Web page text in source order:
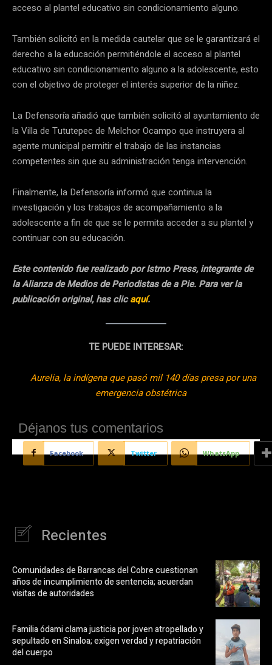
acceso al plantel educativo sin condicionamiento alguno.
También solicitó en la medida cautelar que se le garantizará el
derecho a la educación permitiéndole el acceso al plantel
educativo sin condicionamiento alguno a la adolescente, esto
con el objetivo de proteger el interés superior de la niñez.
La Defensoría añadió que también solicitó al ayuntamiento de
la Villa de Tututepec de Melchor Ocampo que instruyera al
agente municipal permitir el trabajo de las instancias
competentes sin que su administración tenga intervención.
Finalmente, la Defensoría informó que continua la
investigación y los trabajos de acompañamiento a la
adolescente a fin de que se le permita acceder a su plantel y
continuar con su educación.
Este contenido fue realizado por Istmo Press, integrante de
la Alianza de Medios de Periodistas de a Pie. Para ver la
publicación original, has clicaquí.
TE PUEDE INTERESAR:
Aurelia, la indígena que pasó mil 140 días presa por una
emergencia obstétrica
Déjanos tus comentarios
Facebook Twitter WhatsApp
Recientes
Comunidades de Barrancas del Cobre cuestionan
años de incumplimiento de sentencia; acuerdan
visitas de autoridades
Familia ódami clama justicia por joven atropellado y
sepultado en Sinaloa; exigen verdad y repatriación
del cuerpo